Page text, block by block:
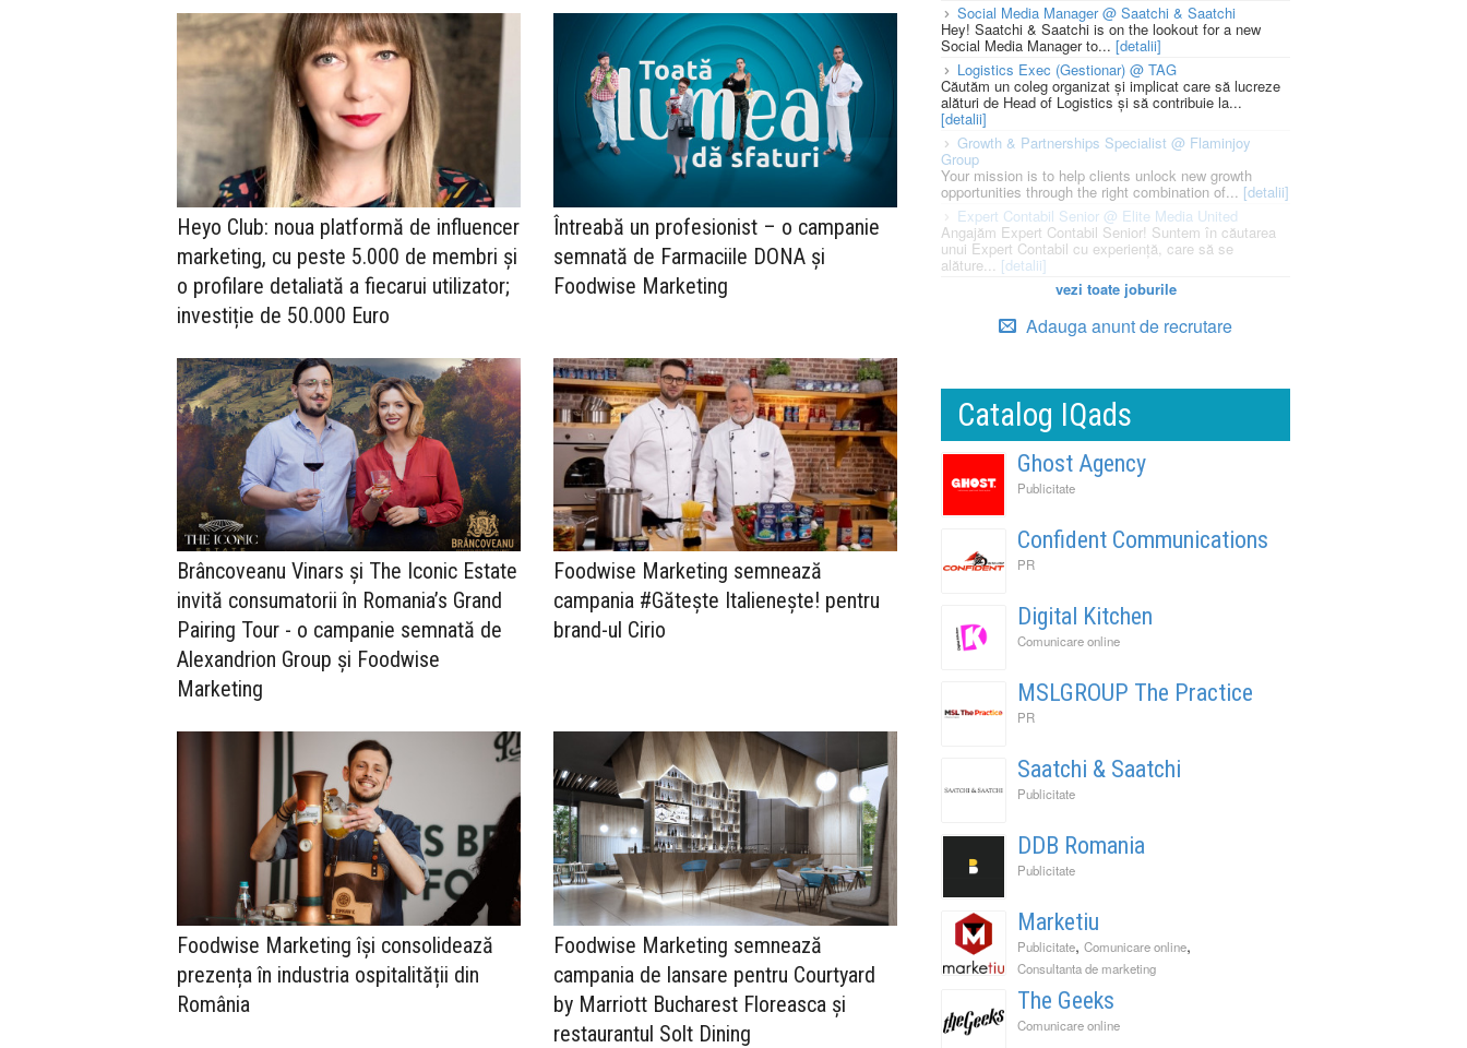
Heyo Club: noua platformă de influencer
marketing, cu peste 5.000 de membri și
o profilare detaliată a fiecarui utilizator;
investiție de 50.000 Euro
Întreabă un profesionist – o campanie
semnată de Farmaciile DONA și
Foodwise Marketing
Brâncoveanu Vinars și The Iconic Estate
invită consumatorii în Romania’s Grand
Pairing Tour - o campanie semnată de
Alexandrion Group și Foodwise
Marketing
Foodwise Marketing semnează
campania #Gătește Italienește! pentru
brand-ul Cirio
Foodwise Marketing își consolidează
prezența în industria ospitalității din
România
Foodwise Marketing semnează
campania de lansare pentru Courtyard
by Marriott Bucharest Floreasca și
restaurantul Solt Dining
Social Media Manager @ Saatchi & Saatchi
Hey! Saatchi & Saatchi is on the lookout for a new
Social Media Manager to... [detalii]
Logistics Exec (Gestionar) @ TAG
Căutăm un coleg organizat și implicat care să lucreze
alături de Head of Logistics și să contribuie la...
[detalii]
Growth & Partnerships Specialist @ Flaminjoy
Group
Your mission is to help clients unlock new growth
opportunities through the right combination of... [detalii]
Expert Contabil Senior @ Elite Media United
Angajăm Expert Contabil Senior! Suntem în căutarea
unui Expert Contabil cu experiență, care să se
alăture... [detalii]
vezi toate joburile
Adauga anunt de recrutare
Catalog IQads
Ghost Agency
Publicitate
Confident Communications
PR
Digital Kitchen
Comunicare online
MSLGROUP The Practice
PR
Saatchi & Saatchi
Publicitate
DDB Romania
Publicitate
Marketiu
Publicitate, Comunicare online,
Consultanta de marketing
The Geeks
Comunicare online